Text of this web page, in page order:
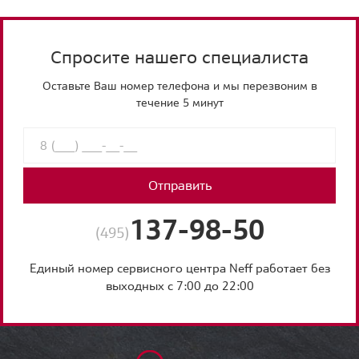
Спросите нашего специалиста
Оставьте Ваш номер телефона и мы перезвоним в
течение 5 минут
Отправить
(495) 137-98-50
Единый номер сервисного центра Neff работает без
выходных с 7:00 до 22:00